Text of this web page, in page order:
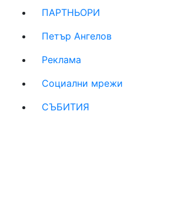
ПАРТНЬОРИ
Петър Ангелов
Реклама
Социални мрежи
СЪБИТИЯ